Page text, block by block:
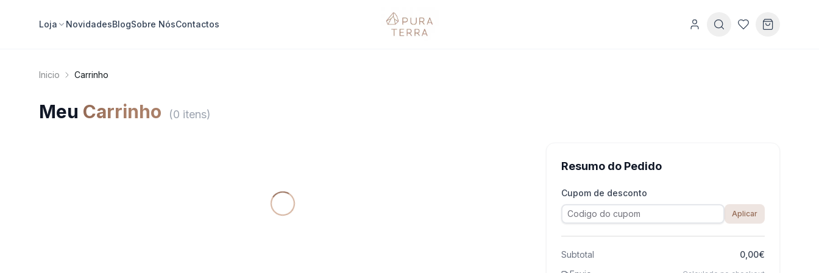
Loja NovidadesBlogSobre NósContactos
Inicio Carrinho
Meu Carrinho (0 itens)
Resumo do Pedido
Cupom de desconto
Aplicar
Subtotal
0,00€